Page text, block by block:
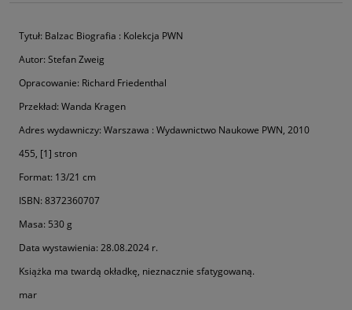
Tytuł: Balzac Biografia : Kolekcja PWN
Autor: Stefan Zweig
Opracowanie: Richard Friedenthal
Przekład: Wanda Kragen
Adres wydawniczy: Warszawa : Wydawnictwo Naukowe PWN, 2010
455, [1] stron
Format: 13/21 cm
ISBN: 8372360707
Masa: 530 g
Data wystawienia: 28.08.2024 r.
Książka ma twardą okładkę, nieznacznie sfatygowaną.
mar